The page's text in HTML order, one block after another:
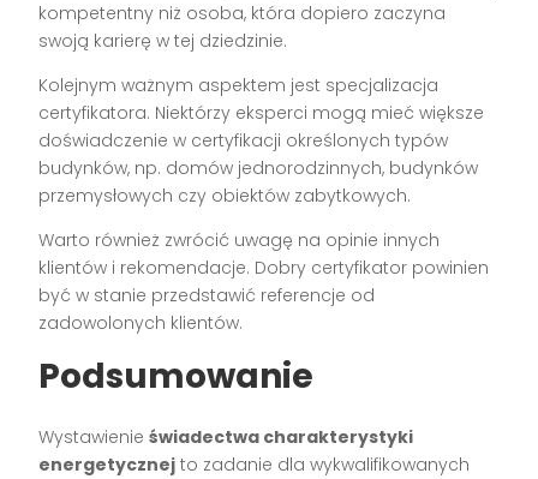
kompetentny niż osoba, która dopiero zaczyna
swoją karierę w tej dziedzinie.
Kolejnym ważnym aspektem jest specjalizacja
certyfikatora. Niektórzy eksperci mogą mieć większe
doświadczenie w certyfikacji określonych typów
budynków, np. domów jednorodzinnych, budynków
przemysłowych czy obiektów zabytkowych.
Warto również zwrócić uwagę na opinie innych
klientów i rekomendacje. Dobry certyfikator powinien
być w stanie przedstawić referencje od
zadowolonych klientów.
Podsumowanie
Wystawienieświadectwa charakterystyki
energetycznej to zadanie dla wykwalifikowanych